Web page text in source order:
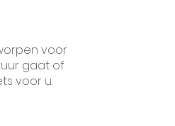
voor
gaat of
voor u.